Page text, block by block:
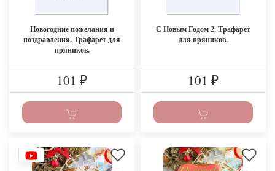
Новогодние пожелания и
поздравления. Трафарет для
пряников.
101 ₽
С Новым Годом 2. Трафарет
для пряников.
101 ₽